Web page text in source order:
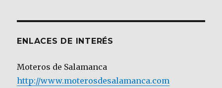
ENLACES DE INTERÉS
Moteros de Salamanca
http://www.moterosdesalamanca.com